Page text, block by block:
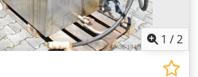
1 /2